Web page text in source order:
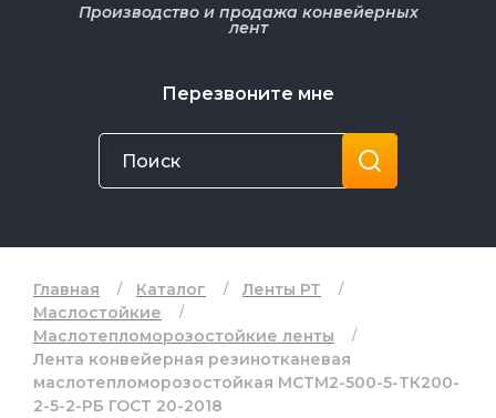
Перезвоните мне
Производство и продажа конвейерных
лент
Главная Каталог
Ленты РТ
Маслостойкие
Маслотепломорозостойкие ленты
Лента конвейерная резинотканевая
маслотепломорозостойкая МСТМ2-500-5-ТК200-
2-5-2-РБ ГОСТ 20-2018